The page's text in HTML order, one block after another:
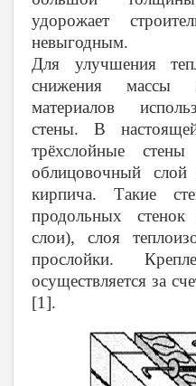
удорожает
невыгодным.
Для улучшения
снижения массы
материалов
стены. В
трёхслойные
облицовочный
кирпича. Такие
продольных
слои), слоя
прослойки.
осуществляется за
[1].